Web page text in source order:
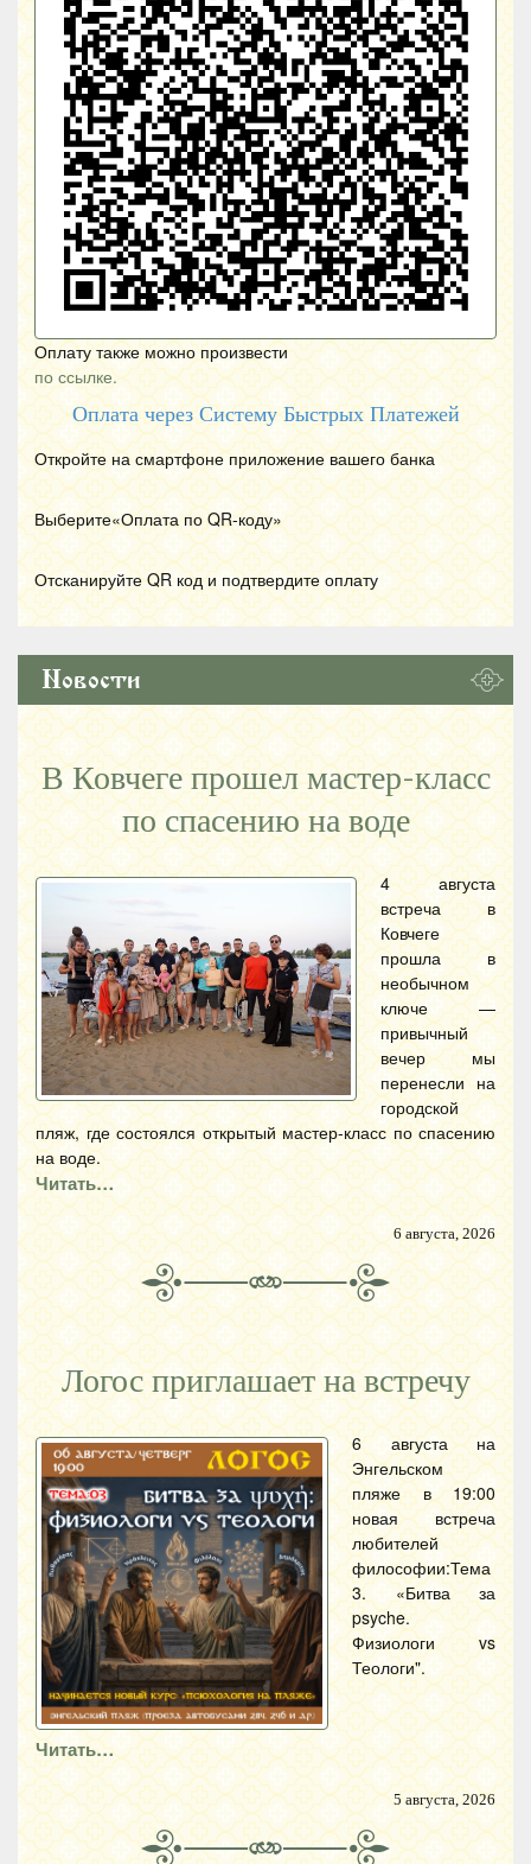
Оплату также можно произвести
по ссылке.
Оплата через Систему Быстрых Платежей
Откройте на смартфоне приложение вашего банка
Выберите«Оплата по QR-коду»
Отсканируйте QR код и подтвердите оплату
Новости
В Ковчеге прошел мастер-класс
по спасению на воде
4 августа
встреча в
Ковчеге
прошла в
необычном
ключе —
привычный
вечер мы
перенесли на
городской
пляж, где состоялся открытый мастер-класс по спасению
на воде.
Читать…
6 августа, 2026
Логос приглашает на встречу
6 августа на
Энгельском
пляже в 19:00
новая встреча
любителей
философии:Тема
3. «Битва за
psyche.
Физиологи vs
Теологи".
Читать…
5 августа, 2026